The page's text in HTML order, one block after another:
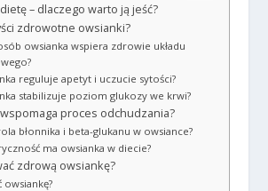
– dlaczego warto ją jeść?
zdrowotne owsianki?
owsianka wspiera zdrowie układu
reguluje apetyt i uczucie sytości?
stabilizuje poziom glukozy we krwi?
proces odchudzania?
błonnika i beta-glukanu w owsiance?
ma owsianka w diecie?
zdrową owsiankę?
owsiankę?